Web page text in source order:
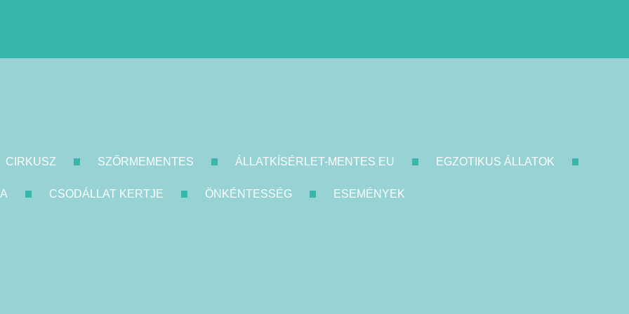
CIRKUSZ SZŐRMEMENTES ÁLLATKÍSÉRLET-MENTES EU EGZOTIKUS ÁLLATOK
CSODÁLLAT KERTJE ÖNKÉNTESSÉG ESEMÉNYEK